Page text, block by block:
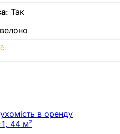
: Так
в оренду